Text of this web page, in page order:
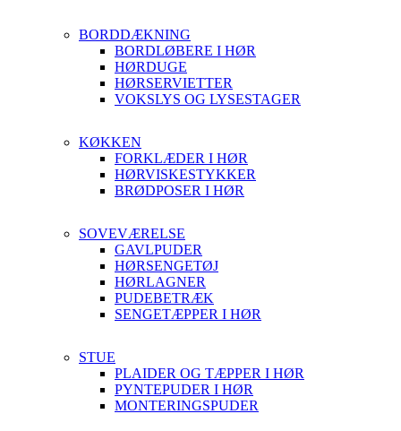
BORDDÆKNING
BORDLØBERE I HØR
HØRDUGE
HØRSERVIETTER
VOKSLYS OG LYSESTAGER
KØKKEN
FORKLÆDER I HØR
HØRVISKESTYKKER
BRØDPOSER I HØR
SOVEVÆRELSE
GAVLPUDER
HØRSENGETØJ
HØRLAGNER
PUDEBETRÆK
SENGETÆPPER I HØR
STUE
PLAIDER OG TÆPPER I HØR
PYNTEPUDER I HØR
MONTERINGSPUDER